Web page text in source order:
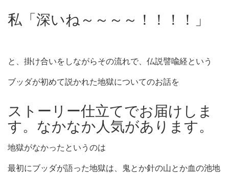
私「深いね～～～～！！！！」
と、掛け合いをしながらその流れで、仏説譬喩経という
ブッダが初めて説かれた地獄についてのお話を
ストーリー仕立てでお届けしま
す。なかなか人気があります。
地獄がなかったというのは
最初にブッダが語った地獄は、鬼とか針の山とか血の池地